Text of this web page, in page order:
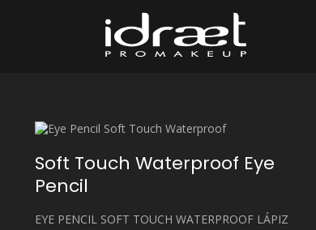
Soft Touch Waterproof Eye
Pencil
EYE PENCIL SOFT TOUCH WATERPROOF LÁPIZ